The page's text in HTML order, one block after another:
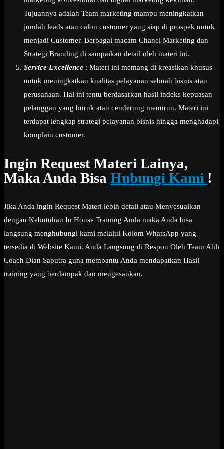
Tujuannya adalah Team marketing mampu meningkatkan
jumlah leads atau calon customer yang siap di prospek untuk
menjadi Customer. Berbagai macam Chanel Marketing dan
Strategi Branding di sampaikan detail oleh materi ini.
Service Excellence : Materi ini memang di kreasikan khusus
untuk meningkatkan kualitas pelayanan sebuah bisnis atau
perusahaan. Hal ini tentu berdasarkan hasil indeks kepuasan
pelanggan yang buruk atau cenderung menurun. Materi ini
terdapat lengkap strategi pelayanan bisnis hingga menghadapi
komplain customer.
Ingin Request Materi Lainya,
Maka Anda Bisa Hubungi Kami !
Jika Anda ingin Request Materi lebih detail atau Menyesuaikan
dengan Kebutuhan In House Training Anda maka Anda bisa
langsung menghubungi kami melalui Kolom WhatsApp yang
tersedia di Website Kami. Anda Langsung di Respon Oleh Team Ahli
Coach Dian Saputra guna membantu Anda mendapatkan Hasil
training yang berdampak dan mengesankan.